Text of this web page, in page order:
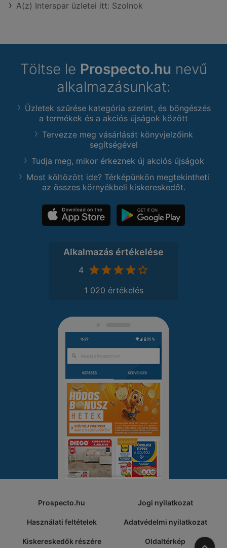
A(z) Interspar üzletei itt: Szolnok
Töltse le Prospecto.hu nevű
alkalmazásunkat:
Üzletek szűrése kategória szerint, és böngészés
a termékek és a akciós újságok között
Tervezze meg vásárlását könyvjelzőink
segítségével
Tudja meg, mikor érkeznek új akciós újságok
Most költözött ide? Térképünkön megtekintheti
az összes környékbeli kiskereskedőt.
Alkalmazás értékelése
4
1 020 értékelés
Prospecto.hu Jogi nyilatkozat
Használati feltételek Adatvédelmi nyilatkozat
Kiskereskedők részére Oldaltérkép A